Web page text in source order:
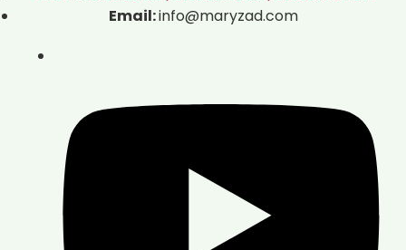
Email:info@maryzad.com